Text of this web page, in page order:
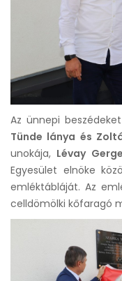
Az ünnepi
Tünde lánya és
unokája, Lévay
Egyesület elnöke
emléktábláját. Az
celldömölki kőfaragó